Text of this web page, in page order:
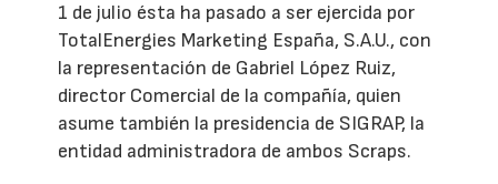
1 de julio ésta ha pasado a ser ejercida por
TotalEnergies Marketing España, S.A.U., con
la representación de Gabriel López Ruiz,
director Comercial de la compañía, quien
asume también la presidencia de SIGRAP, la
entidad administradora de ambos Scraps.